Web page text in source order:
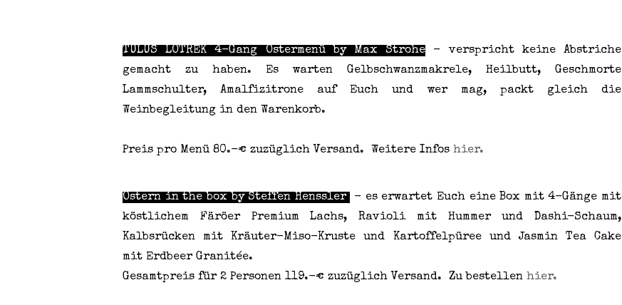
TULUS LOTREK 4-Gang Ostermenü by Max Strohe - verspricht keine Abstriche
gemacht zu haben. Es warten Gelbschwanzmakrele, Heilbutt, Geschmorte
Lammschulter, Amalfizitrone auf Euch und wer mag, packt gleich die
Weinbegleitung in den Warenkorb.
Preis pro Menü 80.-€ zuzüglich Versand. Weitere Infos hier.
Ostern in the box by Steffen Henssler
- es erwartet Euch eine Box mit 4-Gänge mit
köstlichem Färöer Premium Lachs, Ravioli mit Hummer und Dashi-Schaum,
Kalbsrücken mit Kräuter-Miso-Kruste und Kartoffelpüree und Jasmin Tea Cake
mit Erdbeer Granitée.
Gesamtpreis für 2 Personen 119.-€ zuzüglich Versand. Zu bestellen hier.